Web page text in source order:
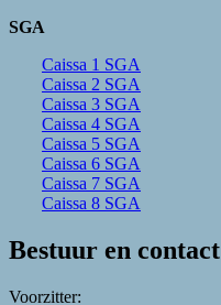
SGA
Caissa 1 SGA
Caissa 2 SGA
Caissa 3 SGA
Caissa 4 SGA
Caissa 5 SGA
Caissa 6 SGA
Caissa 7 SGA
Caissa 8 SGA
Bestuur en contact
Voorzitter: